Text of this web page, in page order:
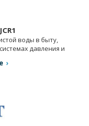
воды в быту,
давления и